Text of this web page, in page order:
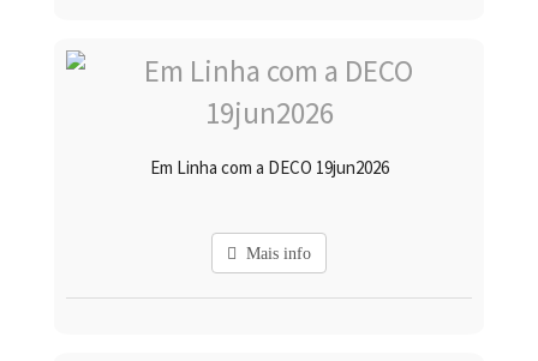
Em Linha com a DECO 19jun2026
Mais info